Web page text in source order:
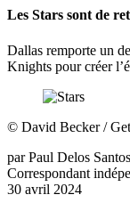
Les Stars sont de
Dallas remporte un
Knights pour créer
© David Becker /
par Paul Delos Santos
Correspondant
30 avril 2024